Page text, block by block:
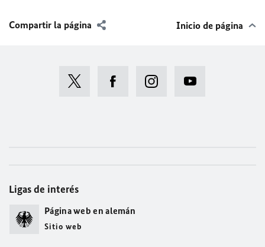
Compartir la página Inicio de página
Ligas de interés
Página web en alemán
Sitio web